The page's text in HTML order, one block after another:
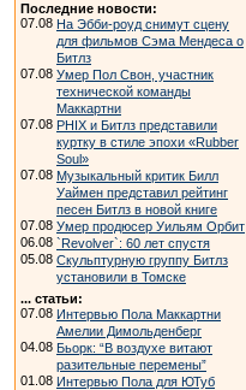
Последние новости:
07.08 На Эбби-роуд снимут сцену
для фильмов Сэма Мендеса о
Битлз
07.08 Умер Пол Свон, участник
технической команды
Маккартни
07.08 PHIX и Битлз представили
куртку в стиле эпохи «Rubber
Soul»
07.08 Музыкальный критик Билл
Уаймен представил рейтинг
песен Битлз в новой книге
07.08 Умер продюсер Уильям Орбит
06.08 `Revolver`: 60 лет спустя
05.08 Скульптурную группу Битлз
установили в Томске
... статьи:
07.08 Интервью Пола Маккартни
Амелии Димольденберг
04.08 Бьорк: “В воздухе витают
разительные перемены”
01.08 Интервью Пола для ЮТуб